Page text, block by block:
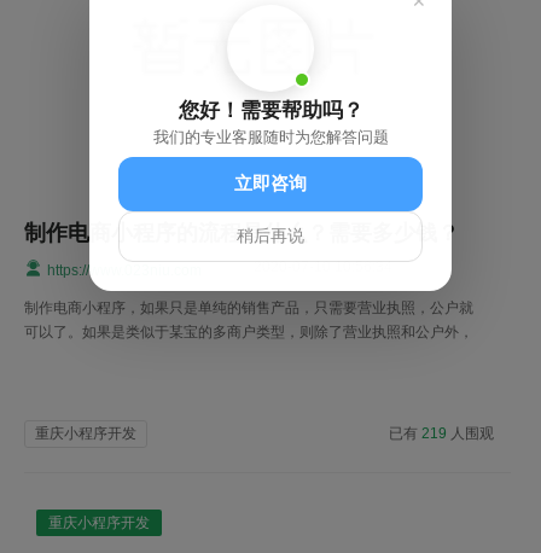
制作电商小程序的流程是什么？需要多少钱？
https://www.023niu.com 2020-07-10 10:56:34
制作电商小程序，如果只是单纯的销售产品，只需要营业执照，公户就
可以了。如果是类似于某宝的多商户类型，则除了营业执照和公户外，
重庆小程序开发 已有219 人围观
重庆小程序开发
您好！需要帮助吗？
我们的专业客服随时为您解答问题
立即咨询
稍后再说